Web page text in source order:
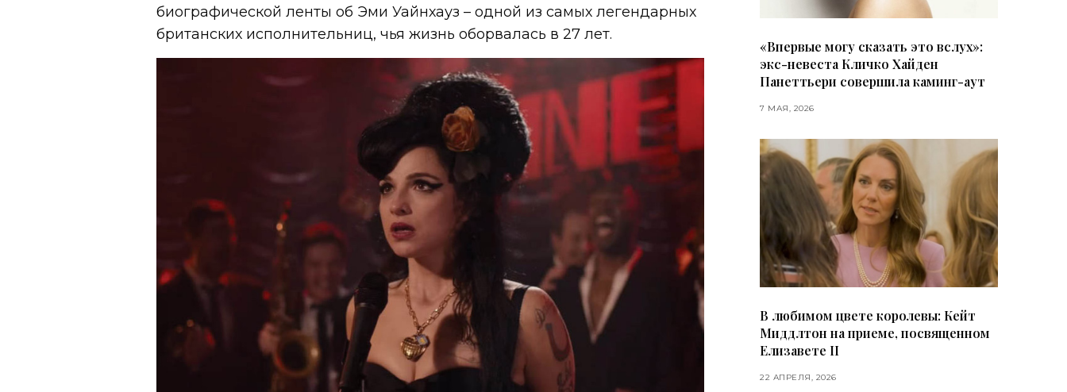
биографической ленты об Эми Уайнхауз – одной из самых легендарных
британских исполнительниц, чья жизнь оборвалась в 27 лет.
«Впервые могу сказать это вслух»:
экс-невеста Кличко Хайден
Панеттьери совершила каминг-аут
7 МАЯ, 2026
В любимом цвете королевы: Кейт
Миддлтон на приеме, посвященном
Елизавете II
22 АПРЕЛЯ, 2026